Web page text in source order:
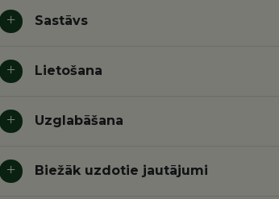
Sastāvs
Lietošana
Uzglabāšana
Biežāk uzdotie jautājumi